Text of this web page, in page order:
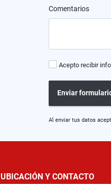
Comentarios
Acepto recibir
Enviar
Al enviar tus datos
UBICACIÓN Y CONTACTO